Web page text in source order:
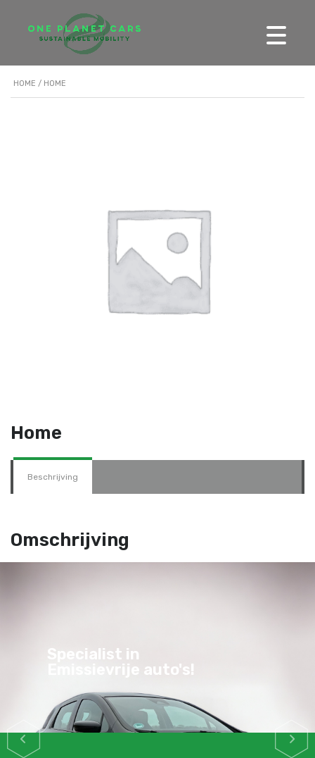
HOME / HOME
Home
Beschrijving
Omschrijving
Specialist in
Emissievrije auto's!